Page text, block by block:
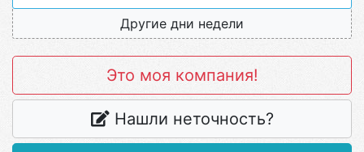
Другие дни недели
Это моя компания!
Нашли неточность?